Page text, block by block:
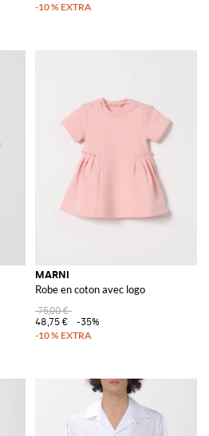
MARNI
Robe en coton avec logo
75,00 €
48,75 €
-35%